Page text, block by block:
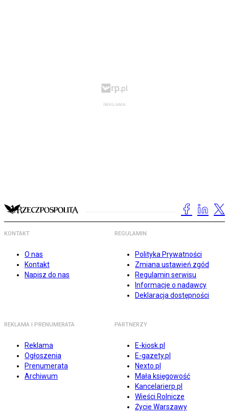
KONTAKT
O nas
Kontakt
Napisz do nas
REGULAMIN
Polityka Prywatności
Zmiana ustawień zgód
Regulamin serwisu
Informacje o nadawcy
Deklaracja dostępności
REKLAMA I PRENUMERATA
Reklama
Ogłoszenia
Prenumerata
Archiwum
PARTNERZY
E-kiosk.pl
E-gazety.pl
Nexto.pl
Mała księgowość
Kancelarierp.pl
Wieści Rolnicze
Życie Warszawy